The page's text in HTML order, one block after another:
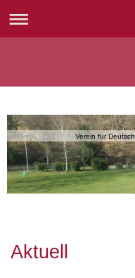
Verein für
Aktuell